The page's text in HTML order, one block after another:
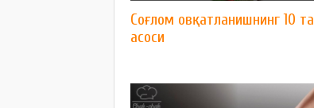
Соғлом овқатланишнинг 10 та
асоси